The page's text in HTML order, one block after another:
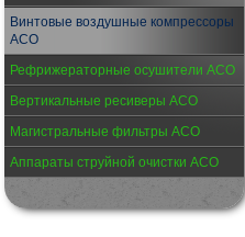
Винтовые воздушные компрессоры
АСО
Рефрижераторные осушители АСО
Вертикальные ресиверы АСО
Магистральные фильтры АСО
Аппараты струйной очистки АСО